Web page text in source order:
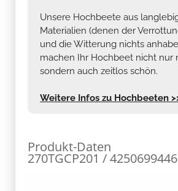
Unsere Hochbeete aus
Materialien (denen der
und die Witterung nichts
machen Ihr Hochbeet nicht nur
sondern auch zeitlos schön.
Weitere Infos zu Hochbeeten
Produkt-Daten
270TGCP201 /